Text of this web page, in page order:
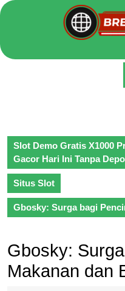
Skip
Slot Demo Gratis X1000
Gacor Hari Ini Tanpa
Situs Slot
Gbosky: Surga bagi
Gbosky:
Makanan dan